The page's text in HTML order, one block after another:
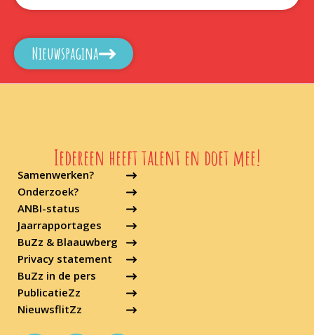
Nieuwspagina
Samenwerken?
Onderzoek?
ANBI-status
Jaarrapportages
BuZz & Blaauwberg
Privacy statement
Iedereen heeft talent en doet mee!
BuZz in de pers
PublicatieZz
NieuwsflitZz